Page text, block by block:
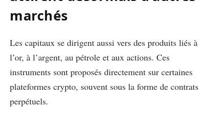
marchés
Les capitaux se dirigent aussi vers des produits liés à
l’or, à l’argent, au pétrole et aux actions. Ces
instruments sont proposés directement sur certaines
plateformes crypto, souvent sous la forme de contrats
perpétuels.